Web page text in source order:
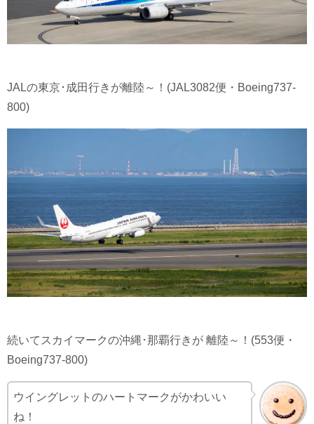
JALの東京･成田行きが離陸～！(JAL3082便・Boeing737-
800)
続いてスカイマークの沖縄･那覇行きが 離陸～！(553便・
Boeing737-800)
ウイングレットのハートマークがかわいい
ね！